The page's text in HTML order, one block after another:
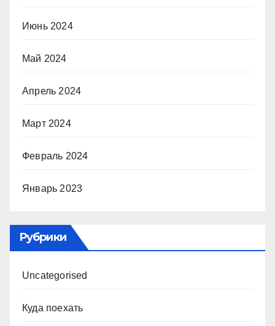
Июнь 2024
Май 2024
Апрель 2024
Март 2024
Февраль 2024
Январь 2023
Рубрики
Uncategorised
Куда поехать